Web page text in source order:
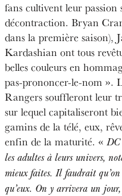
fans cultivent leur passion
décontraction. Bryan
dans la première saison),
Kardashian ont tous
belles couleurs en
pas-prononcer-le-nom ».
Rangers souffleront leur
sur lequel capitaliseront
gamins de la télé, eux,
enfin de la maturité. « DC
les adultes à leurs univers,
mieux faites. Il faudrait qu’on
qu’eux. On y arrivera un